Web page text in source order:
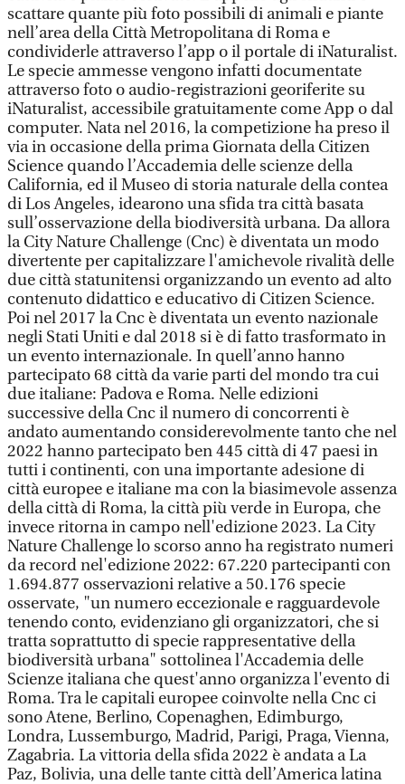
scattare quante più foto possibili di animali e piante
nell’area della Città Metropolitana di Roma e
condividerle attraverso l’app o il portale di iNaturalist.
Le specie ammesse vengono infatti documentate
attraverso foto o audio-registrazioni georiferite su
iNaturalist, accessibile gratuitamente come App o dal
computer. Nata nel 2016, la competizione ha preso il
via in occasione della prima Giornata della Citizen
Science quando l’Accademia delle scienze della
California, ed il Museo di storia naturale della contea
di Los Angeles, idearono una sfida tra città basata
sull’osservazione della biodiversità urbana. Da allora
la City Nature Challenge (Cnc) è diventata un modo
divertente per capitalizzare l'amichevole rivalità delle
due città statunitensi organizzando un evento ad alto
contenuto didattico e educativo di Citizen Science.
Poi nel 2017 la Cnc è diventata un evento nazionale
negli Stati Uniti e dal 2018 si è di fatto trasformato in
un evento internazionale. In quell’anno hanno
partecipato 68 città da varie parti del mondo tra cui
due italiane: Padova e Roma. Nelle edizioni
successive della Cnc il numero di concorrenti è
andato aumentando considerevolmente tanto che nel
2022 hanno partecipato ben 445 città di 47 paesi in
tutti i continenti, con una importante adesione di
città europee e italiane ma con la biasimevole assenza
della città di Roma, la città più verde in Europa, che
invece ritorna in campo nell'edizione 2023. La City
Nature Challenge lo scorso anno ha registrato numeri
da record nel'edizione 2022: 67.220 partecipanti con
1.694.877 osservazioni relative a 50.176 specie
osservate, "un numero eccezionale e ragguardevole
tenendo conto, evidenziano gli organizzatori, che si
tratta soprattutto di specie rappresentative della
biodiversità urbana" sottolinea l'Accademia delle
Scienze italiana che quest'anno organizza l'evento di
Roma. Tra le capitali europee coinvolte nella Cnc ci
sono Atene, Berlino, Copenaghen, Edimburgo,
Londra, Lussemburgo, Madrid, Parigi, Praga, Vienna,
Zagabria. La vittoria della sfida 2022 è andata a La
Paz, Bolivia, una delle tante città dell’America latina